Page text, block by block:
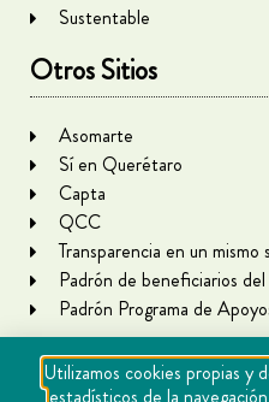
Sustentable
Otros Sitios
Asomarte
Sí en Querétaro
Capta
QCC
Transparencia en un mismo
Padrón de beneficiarios
Padrón Programa de
Utilizamos cookies propias y